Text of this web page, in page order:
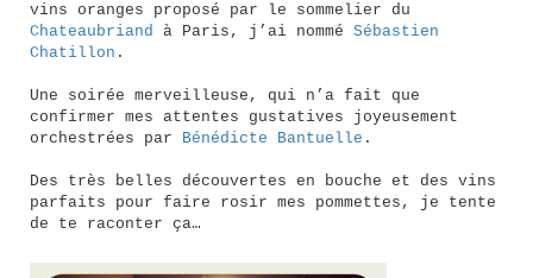
vins oranges proposé par le sommelier du
Chateaubriand à Paris, j’ai nommé Sébastien
Chatillon .
Une soirée merveilleuse, qui n’a fait que
confirmer mes attentes gustatives joyeusement
orchestrées par Bénédicte Bantuelle .
Des très belles découvertes en bouche et des vins
parfaits pour faire rosir mes pommettes, je tente
de te raconter ça…